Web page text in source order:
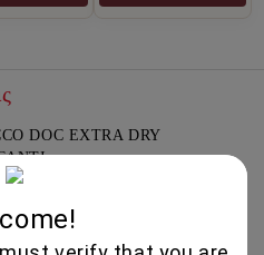
DOC EXTRA DRY